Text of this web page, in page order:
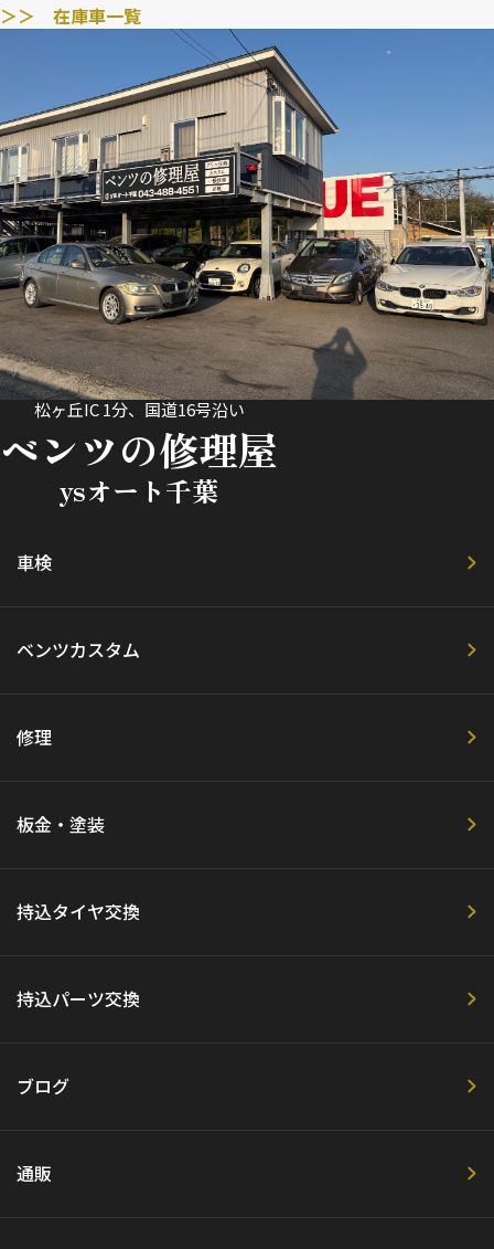
＞＞ 在庫車一覧
松ヶ丘IC 1分、国道16号沿い
ベンツの修理屋
ysオート千葉
車検
ベンツカスタム
修理
板金・塗装
持込タイヤ交換
持込パーツ交換
ブログ
通販